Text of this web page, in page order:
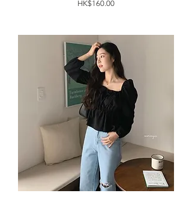
價格
HK$160.00